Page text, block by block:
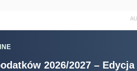
2026/2027 – Edycja